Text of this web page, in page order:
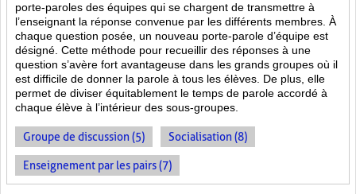
porte-paroles des équipes qui se chargent de transmettre à
l’enseignant la réponse convenue par les différents membres. À
chaque question posée, un nouveau porte-parole d’équipe est
désigné. Cette méthode pour recueillir des réponses à une
question s’avère fort avantageuse dans les grands groupes où il
est difficile de donner la parole à tous les élèves. De plus, elle
permet de diviser équitablement le temps de parole accordé à
chaque élève à l’intérieur des sous-groupes.
Groupe de discussion (5) Socialisation (8)
Enseignement par les pairs (7)